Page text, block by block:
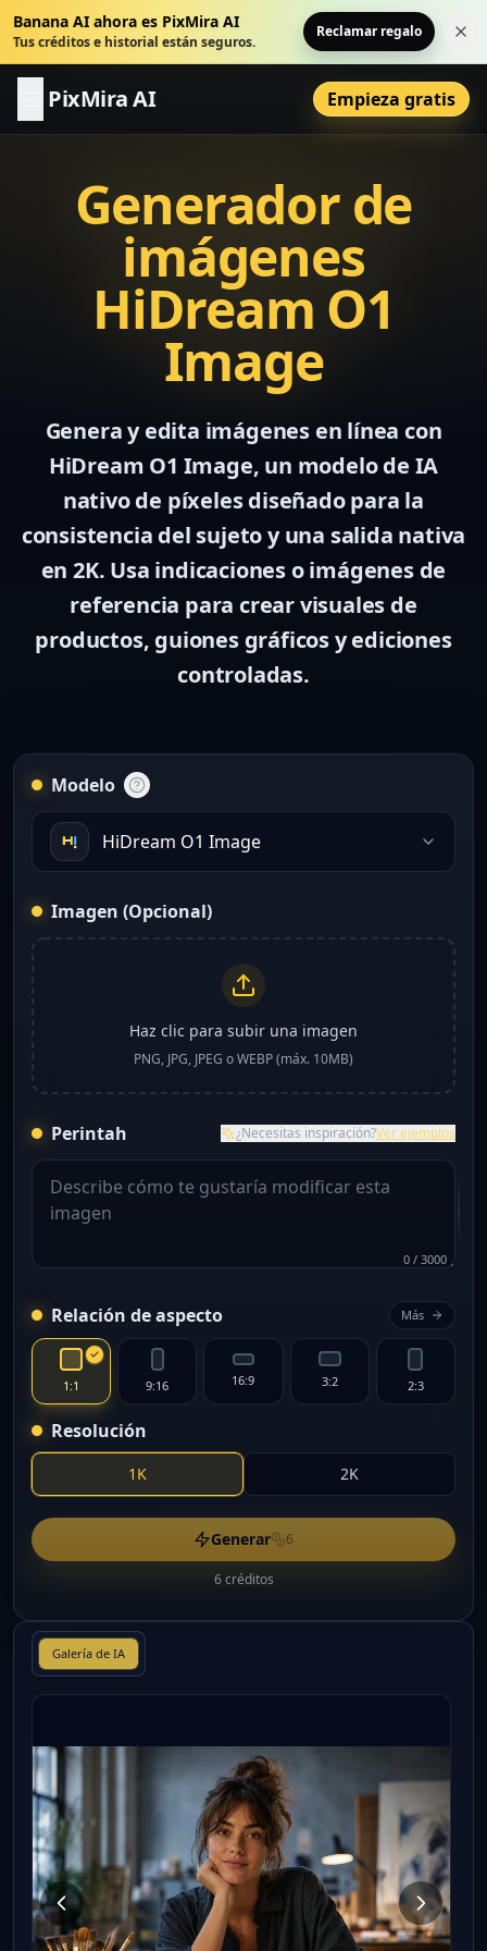
Banana AI ahora es PixMira AI
Tus créditos e historial están seguros.
Reclamar regalo
PixMira AI Empieza gratis
Generador de
imágenes
HiDream O1
Image
Genera y edita imágenes en línea con
HiDream O1 Image, un modelo de IA
nativo de píxeles diseñado para la
consistencia del sujeto y una salida nativa
en 2K. Usa indicaciones o imágenes de
referencia para crear visuales de
productos, guiones gráficos y ediciones
controladas.
Modelo
HiDream O1 Image
Imagen (Opcional)
Haz clic para subir una imagen
PNG, JPG, JPEG o WEBP (máx. 10MB)
Perintah ¿Necesitas inspiración?Ver ejemplos
0 / 3000
Relación de aspecto Más
1:1 9:16 16:9 3:2 2:3
Resolución
1K 2K
Generar 6
6 créditos
Galería de IA